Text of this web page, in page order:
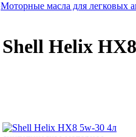
Моторные масла для легковых
Shell Helix